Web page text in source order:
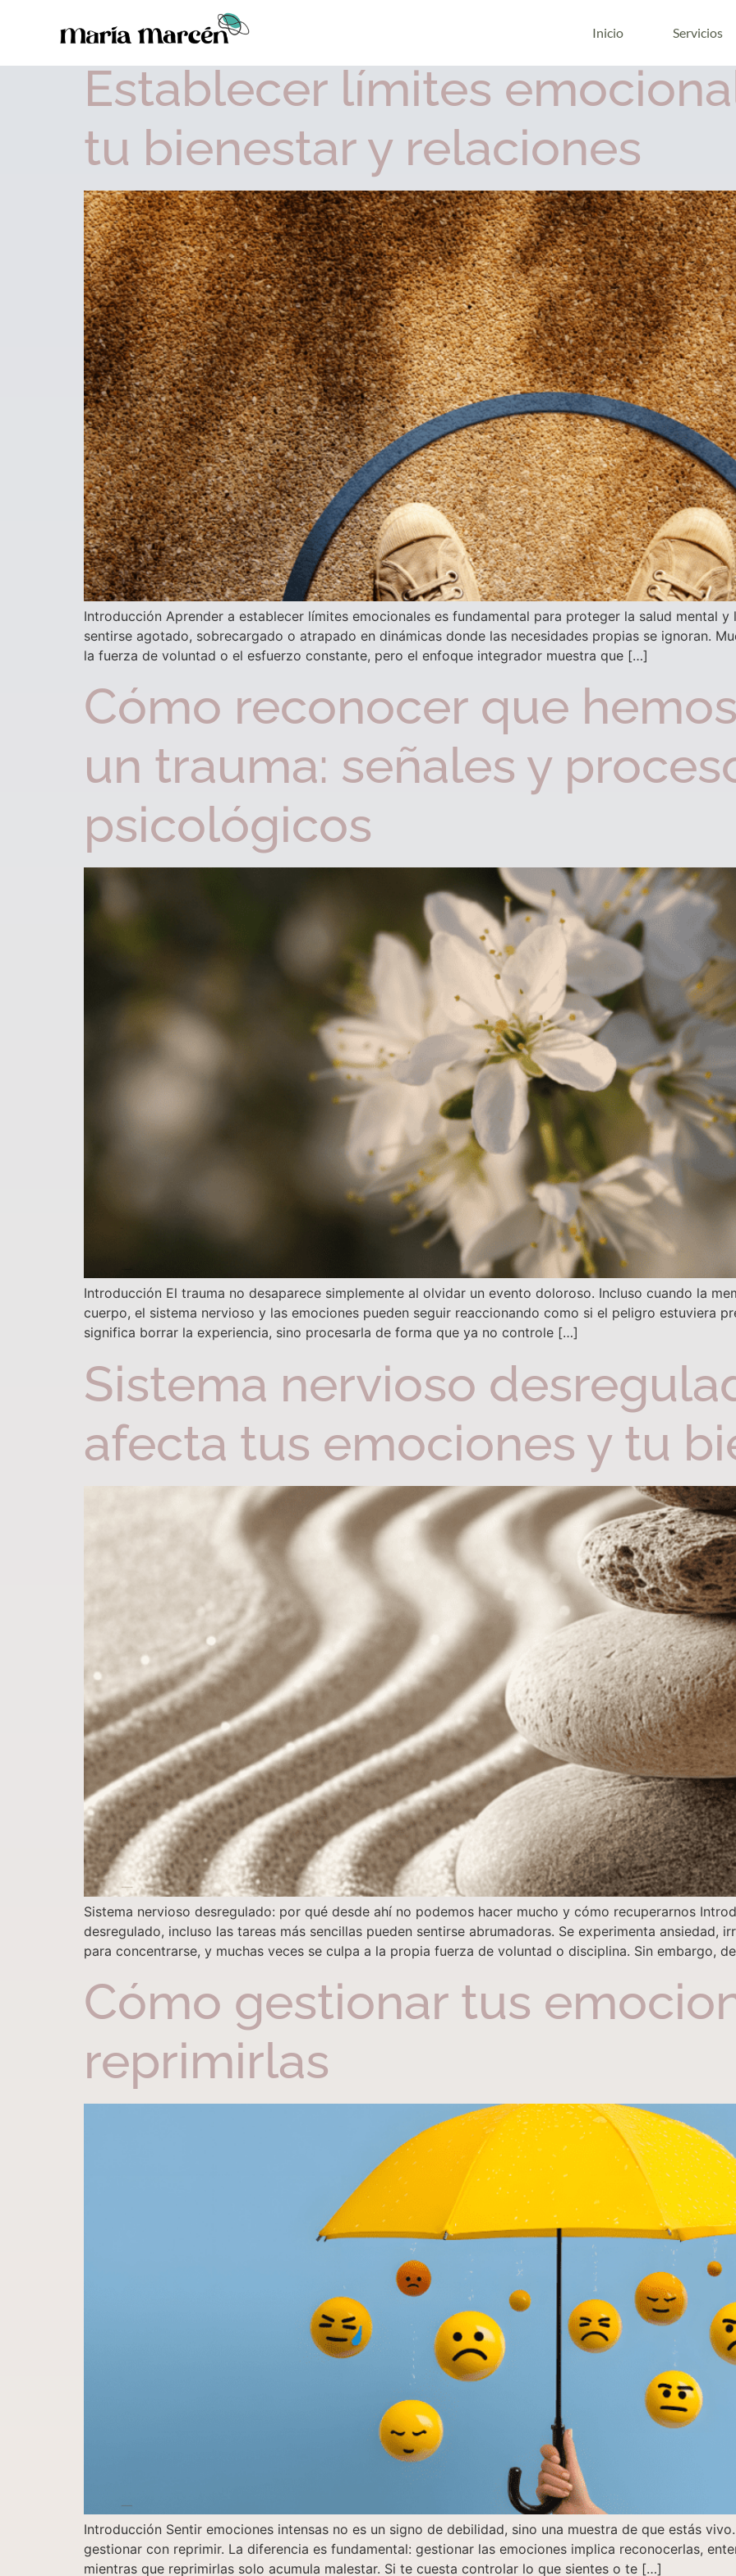
Inicio Servicios
Etiqueta:bienestar psicológico
Establecer límites
tu bienestar y relaciones
Introducción Aprender a establecer límites emocionales es fundamental para proteger la salud mental
sentirse agotado, sobrecargado o atrapado en dinámicas donde las necesidades propias se ignoran.
la fuerza de voluntad o el esfuerzo constante, pero el enfoque integrador muestra que […]
Cómo reconocer que
un trauma: señales y
psicológicos
Introducción El trauma no desaparece simplemente al olvidar un evento doloroso. Incluso cuando la
cuerpo, el sistema nervioso y las emociones pueden seguir reaccionando como si el peligro estuviera
significa borrar la experiencia, sino procesarla de forma que ya no controle […]
Sistema nervioso
afecta tus emociones y tu
Sistema nervioso desregulado: por qué desde ahí no podemos hacer mucho y cómo recuperarnos
desregulado, incluso las tareas más sencillas pueden sentirse abrumadoras. Se experimenta
para concentrarse, y muchas veces se culpa a la propia fuerza de voluntad o disciplina. Sin embargo,
Cómo gestionar tus
reprimirlas
Introducción Sentir emociones intensas no es un signo de debilidad, sino una muestra de que estás
gestionar con reprimir. La diferencia es fundamental: gestionar las emociones implica reconocerlas,
mientras que reprimirlas solo acumula malestar. Si te cuesta controlar lo que sientes o te […]